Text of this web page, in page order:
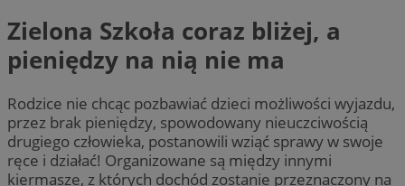
Zielona Szkoła coraz bliżej, a
pieniędzy na nią nie ma
Rodzice nie chcąc pozbawiać dzieci możliwości wyjazdu,
przez brak pieniędzy, spowodowany nieuczciwością
drugiego człowieka, postanowili wziąć sprawy w swoje
ręce i działać! Organizowane są między innymi
kiermasze, z których dochód zostanie przeznaczony na